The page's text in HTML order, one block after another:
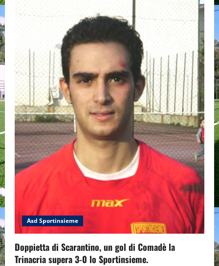
Asd Sportinsieme
Doppietta di Scarantino, un gol di Comadè la
Trinacria supera 3-0 lo Sportinsieme.